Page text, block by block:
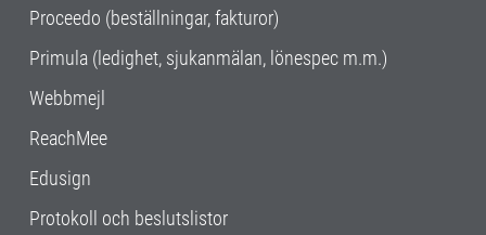
Proceedo (beställningar, fakturor)
Primula (ledighet, sjukanmälan, lönespec m.m.)
Webbmejl
ReachMee
Edusign
Protokoll och beslutslistor